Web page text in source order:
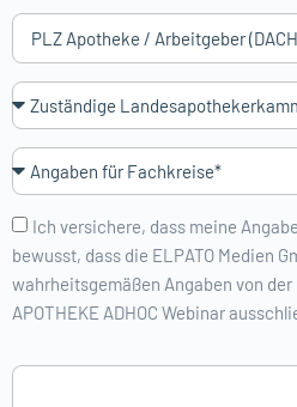
Ich versichere, dass meine
bewusst, dass die ELPATO Medien
wahrheitsgemäßen Angaben von
APOTHEKE ADHOC Webinar